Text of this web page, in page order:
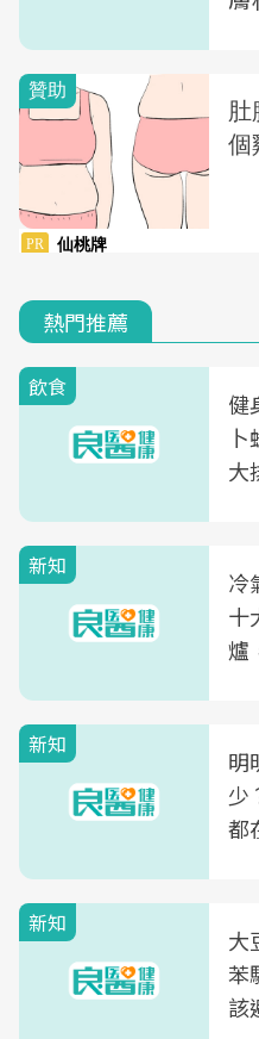
熱門推薦
飲食
健
大
新知
冷
十
爐
新知
明
少
都
新知
大
苯
該